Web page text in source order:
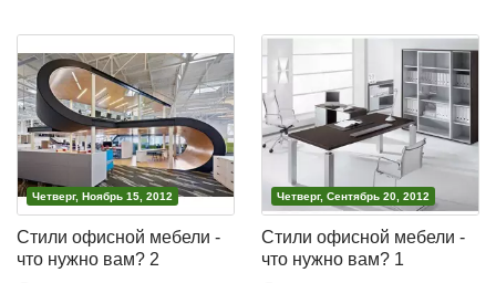
Четверг, Ноябрь 15, 2012
Стили офисной мебели -
что нужно вам? 2
Четверг, Сентябрь 20, 2012
Стили офисной мебели -
что нужно вам? 1